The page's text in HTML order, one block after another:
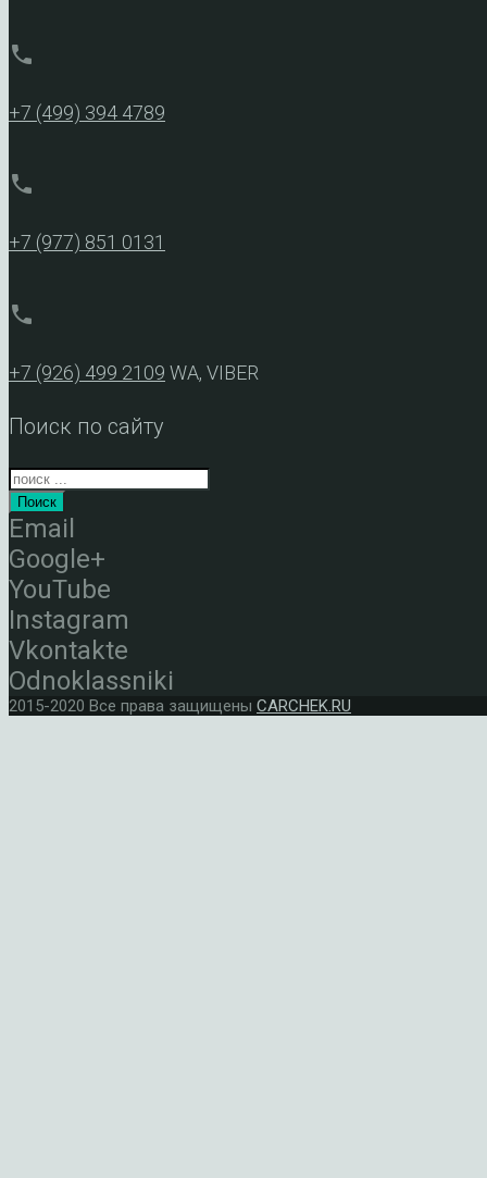
phone
+7 (499) 394 4789
phone
+7 (977) 851 0131
phone
+7 (926) 499 2109 WA, VIBER
Поиск по сайту
Поиск
Email
Google+
YouTube
Instagram
Vkontakte
Odnoklassniki
2015-2020 Все права защищены CARCHEK.RU